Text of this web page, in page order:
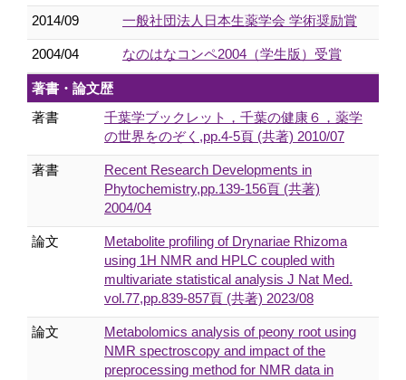
2014/09 一般社団法人日本生薬学会 学術奨励賞
2004/04 なのはなコンペ2004（学生版）受賞
著書・論文歴
著書
千葉学ブックレット，千葉の健康６，薬学
の世界をのぞく,pp.4-5頁 (共著) 2010/07
著書
Recent Research Developments in
Phytochemistry,pp.139-156頁 (共著)
2004/04
論文
Metabolite profiling of Drynariae Rhizoma
using 1H NMR and HPLC coupled with
multivariate statistical analysis J Nat Med.
vol.77,pp.839-857頁 (共著) 2023/08
論文
Metabolomics analysis of peony root using
NMR spectroscopy and impact of the
preprocessing method for NMR data in